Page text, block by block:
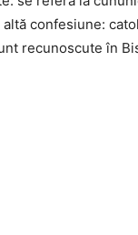
confesiune:
recunoscute în